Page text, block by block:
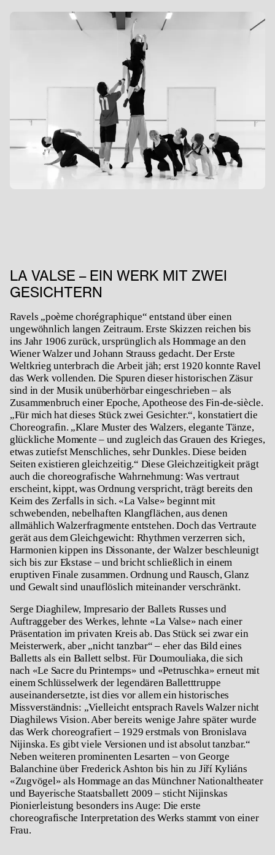
LA VALSE – EIN WERK MIT ZWEI
GESICHTERN
Ravels „poème chorégraphique“ entstand über einen
ungewöhnlich langen Zeitraum. Erste Skizzen reichen bis
ins Jahr 1906 zurück, ursprünglich als Hommage an den
Wiener Walzer und Johann Strauss gedacht. Der Erste
Weltkrieg unterbrach die Arbeit jäh; erst 1920 konnte Ravel
das Werk vollenden. Die Spuren dieser historischen Zäsur
sind in der Musik unüberhörbar eingeschrieben – als
Zusammenbruch einer Epoche, Apotheose des Fin-de-siècle.
„Für mich hat dieses Stück zwei Gesichter.“, konstatiert die
Choreografin. „Klare Muster des Walzers, elegante Tänze,
glückliche Momente – und zugleich das Grauen des Krieges,
etwas zutiefst Menschliches, sehr Dunkles. Diese beiden
Seiten existieren gleichzeitig.“ Diese Gleichzeitigkeit prägt
auch die choreografische Wahrnehmung: Was vertraut
erscheint, kippt, was Ordnung verspricht, trägt bereits den
Keim des Zerfalls in sich. «La Valse» beginnt mit
schwebenden, nebelhaften Klangflächen, aus denen
allmählich Walzerfragmente entstehen. Doch das Vertraute
gerät aus dem Gleichgewicht: Rhythmen verzerren sich,
Harmonien kippen ins Dissonante, der Walzer beschleunigt
sich bis zur Ekstase – und bricht schließlich in einem
eruptiven Finale zusammen. Ordnung und Rausch, Glanz
und Gewalt sind unauflöslich miteinander verschränkt.
Serge Diaghilew, Impresario der Ballets Russes und
Auftraggeber des Werkes, lehnte «La Valse» nach einer
Präsentation im privaten Kreis ab. Das Stück sei zwar ein
Meisterwerk, aber „nicht tanzbar“ – eher das Bild eines
Balletts als ein Ballett selbst. Für Doumouliaka, die sich
nach «Le Sacre du Printemps» und «Petruschka»erneut mit
einem Schlüsselwerk der legendären Balletttruppe
auseinandersetzte, ist dies vor allem ein historisches
Missverständnis: „Vielleicht entsprach Ravels Walzer nicht
Diaghilews Vision. Aber bereits wenige Jahre später wurde
das Werk choreografiert – 1929 erstmals von Bronislava
Nijinska. Es gibt viele Versionen und ist absolut tanzbar.“
Neben weiteren prominenten Lesarten – von George
Balanchine über Frederick Ashton bis hin zu Jiří Kyliáns
«Zugvögel» als Hommage an das Münchner Nationaltheater
und Bayerische Staatsballett 2009 – sticht Nijinskas
Pionierleistung besonders ins Auge: Die erste
choreografische Interpretation des Werks stammt von einer
Frau.